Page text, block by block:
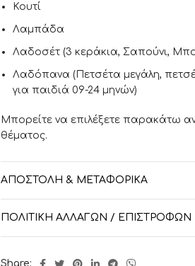
Κουτί
Λαμπάδα
Λαδοσέτ (3 κεράκια, Σαπούνι,
Λαδόπανα (Πετσέτα μεγάλη,
για παιδιά 09-24 μηνών)
Μπορείτε να επιλέξετε παρακάτω αν
θέματος.
*Κωδ. καταστήματος: ΣΚΒ-927-
ΑΠΟΣΤΟΛΉ & ΜΕΤΑΦΟΡΙΚΆ
ΠΟΛΙΤΙΚΉ ΑΛΛΑΓΏΝ / ΕΠΙΣΤΡΟΦΏΝ
Share: